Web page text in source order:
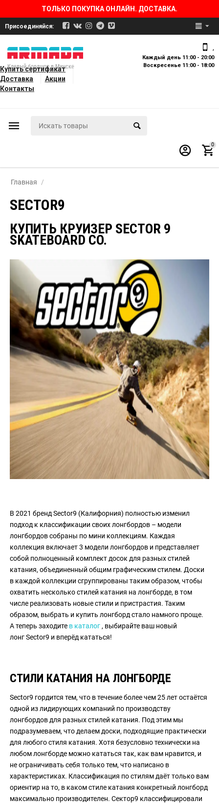
ТОЛЬКО ПОКУПКА ОНЛАЙН. ДОСТАВКА.
Присоединяйся:
Клевый бордшоп в Минске
Купить сертификат
Доставка
Акции
Контакты
,
Каждый день 11:00 - 20:00
Воскресенье 11:00 - 18:00
0
Главная /
SECTOR9
КУПИТЬ КРУИЗЕР SECTOR 9
SKATEBOARD CO.
В 2021 бренд Sector9 (Калифорния) полностью изменил
подход к классификации своих лонгбордов – модели
лонгбордов собраны по мини коллекциям. Каждая
коллекция включает 3 модели лонгбордов и представляет
собой полноценный комплект досок для разных стилей
катания, объединенный общим графическим стилем. Доски
в каждой коллекции сгруппированы таким образом, чтобы
охватить несколько стилей катания на лонгборде, в том
числе реализовать новые стили и пристрастия. Таким
образом, выбрать и купить лонгборд стало намного проще.
А теперь заходите в каталог , выбирайте ваш новый
лонг Sector9 и вперёд кататься!
СТИЛИ КАТАНИЯ НА ЛОНГБОРДЕ
Sector9 гордится тем, что в течение более чем 25 лет остаётся
одной из лидирующих компаний по производству
лонгбордов для разных стилей катания. Под этим мы
подразумеваем, что делаем доски, подходящие практически
для любого стиля катания. Хотя безусловно технически на
любом лонгборде можно кататься так, как вам нравится, и
не ограничивать себя только тем, что написано в
характеристиках. Классификация по стилям даёт только вам
ориентир на то, в каком стиле катания конкретный лонгборд
максимально производителен. Сектор9 классифицировали